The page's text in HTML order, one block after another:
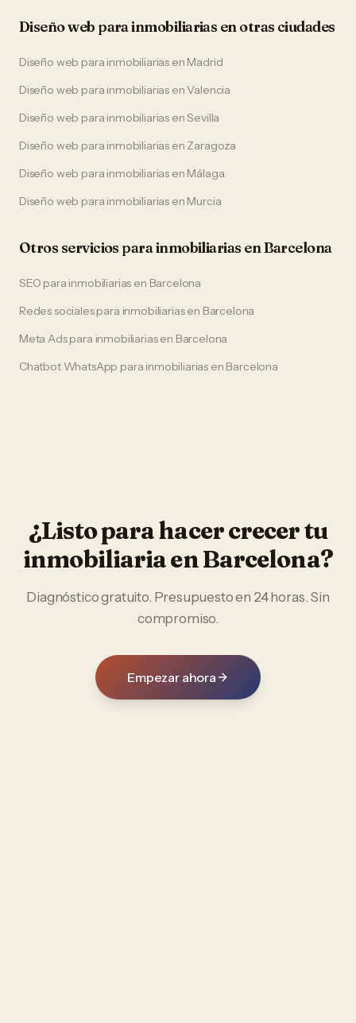
Diseño web parainmobiliarias en otras ciudades
Diseño web para inmobiliarias en Madrid
Diseño web para inmobiliarias enValencia
Diseño web para inmobiliarias enSevilla
Diseño web para inmobiliarias en Zaragoza
Diseño web para inmobiliarias en Málaga
Diseño web para inmobiliarias en Murcia
Otros servicios parainmobiliarias enBarcelona
SEO para inmobiliarias en Barcelona
Redes socialespara inmobiliariasen Barcelona
Meta Adspara inmobiliariasen Barcelona
Chatbot WhatsApp para inmobiliarias en Barcelona
¿Listo para hacer crecer tu
inmobiliariaenBarcelona?
Diagnóstico gratuito. Presupuesto en 24 horas. Sin
compromiso.
Empezar ahora